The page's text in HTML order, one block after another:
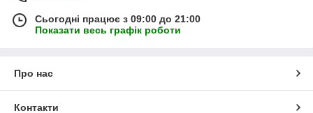
Сьогодні працює з 09:00 до 21:00
Показати весь графік роботи
Про нас
Контакти